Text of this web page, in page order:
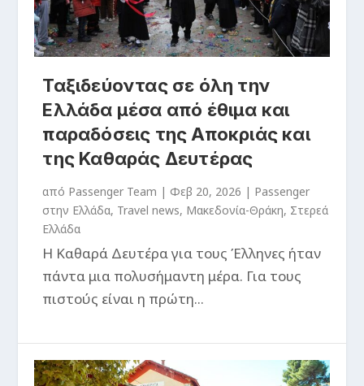
Ταξιδεύοντας σε όλη την
Ελλάδα μέσα από έθιμα και
παραδόσεις της Αποκριάς και
της Καθαράς Δευτέρας
από Passenger Team | Φεβ 20, 2026 | Passenger
στην Ελλάδα, Travel news, Μακεδονία-Θράκη, Στερεά
Ελλάδα
Η Καθαρά Δευτέρα για τους Έλληνες ήταν
πάντα μια πολυσήμαντη μέρα. Για τους
πιστούς είναι η πρώτη...